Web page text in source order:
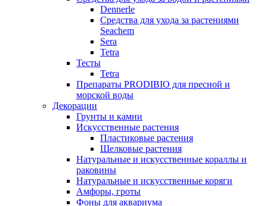
Dennerle
Средства для ухода за растениями
Seachem
Sera
Tetra
Тесты
Tetra
Препараты PRODIBIO для пресной и
морской воды
Декорации
Грунты и камни
Искусственные растения
Пластиковые растения
Шелковые растения
Натуральные и искусственные кораллы и
раковины
Натуральные и искусственные коряги
Амфоры, гроты
Фоны для аквариума